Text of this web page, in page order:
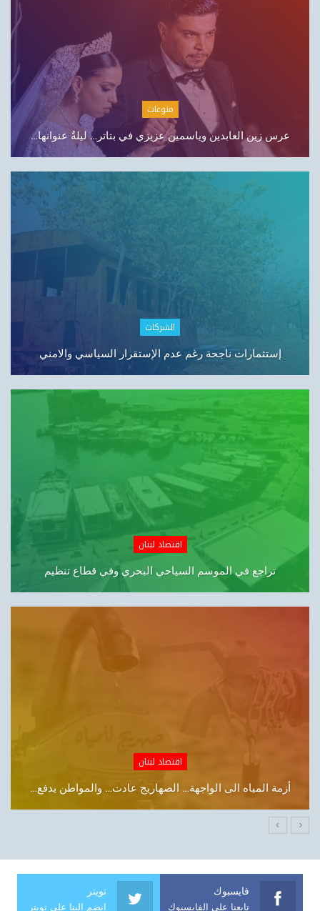
مصارف
للمسؤولين: نتائج الجرم تتصاعد… شو ناطرين؟
اقتصاد لبنان
لبنان واقتصاد الـLipstick: من الاستثمار إلى التجميل…
اقتصاد لبنان
أزمة المياه الى الواجهة… الصهاريج عادت… والمواطن يدفع…
مصارف
«شورى الدولة»:تقسيط الرواتب غير قانوني
فايسبوك
تابعنا على الفايسبوك
تويتر
انضم إلينا على تويتر